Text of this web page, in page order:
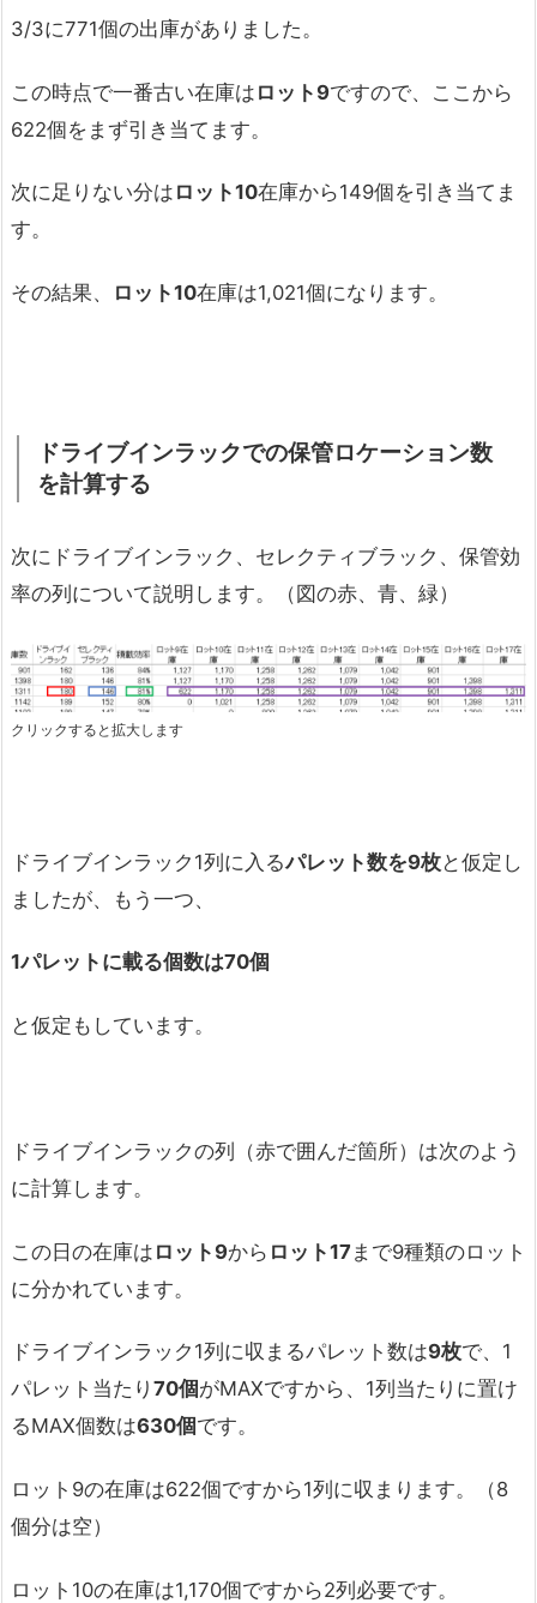
3/3に771個の出庫がありました。
この時点で一番古い在庫は ロット 9ですので、ここから
622個をまず引き当てます。
次に足りない分は ロット10在庫から149個を引き当てま
す。
その結果、 ロット10在庫は1,021個になります。
ドライブインラックでの保管ロケーション数
を計算する
次にドライブインラック、セレクティブラック、保管効
率の列について説明します。（図の赤、青、緑）
クリックすると拡大します
ドライブインラック1列に入るパレット数を9枚と仮定し
ましたが、もう一つ、
1パレットに載る個数は70個
と仮定もしています。
ドライブインラックの列（赤で囲んだ箇所）は次のよう
に計算します。
この日の在庫は ロット 9から ロット17 まで9種類のロット
に分かれています。
ドライブインラック1列に収まるパレット数は9枚で、1
パレット当たり 70個がMAXですから、1列当たりに置け
るMAX個数は630個です。
ロット9の在庫は622個ですから1列に収まります。（8
個分は空）
ロット10の在庫は1,170個ですから2列必要です。